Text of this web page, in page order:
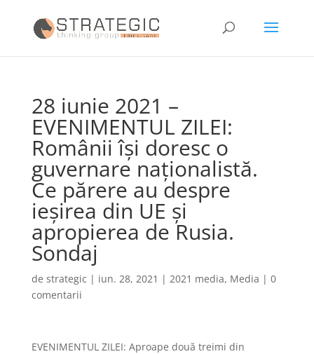
28 iunie 2021 –
EVENIMENTUL ZILEI:
Românii își doresc o
guvernare naționalistă.
Ce părere au despre
ieșirea din UE și
apropierea de Rusia.
Sondaj
de strategic | iun. 28, 2021 | 2021 media, Media | 0
comentarii
EVENIMENTUL ZILEI: Aproape două treimi din